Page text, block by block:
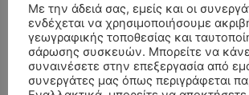
Με την άδειά σας, εμείς και οι
ενδέχεται να χρησιμοποιήσουμε
γεωγραφικής τοποθεσίας και
σάρωσης συσκευών. Μπορείτε να
συναινέσετε στην επεξεργασία από
συνεργάτες μας όπως περιγράφεται